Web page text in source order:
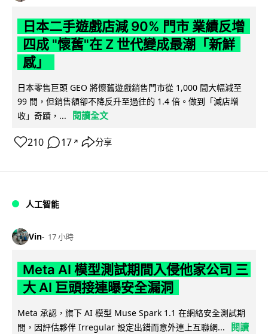
日本二手遊戲店減 90% 門市 業績反增
四成 "懷舊"在 Z 世代變成最潮「新鮮
感」
日本零售巨頭 GEO 將懷舊遊戲銷售門市從 1,000 間大幅減至
99 間，但銷售額卻不降反升至過往的 1.4 倍。做到「減店增
收」奇蹟，...
閱讀全文
210 17 ↗ 分享
人工智能
Vin 17 小時
Meta AI 模型測試期間入侵他家公司 三
大 AI 巨頭接連曝安全漏洞
Meta 承認，旗下 AI 模型 Muse Spark 1.1 在網絡安全測試期
間，因評估夥伴 Irregular 設定出錯而意外連上互聯網...
閱讀